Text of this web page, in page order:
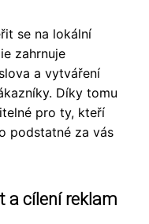
se na lokální
zahrnuje
a vytváření
Díky tomu
pro ty, kteří
podstatné za vás
a cílení reklam